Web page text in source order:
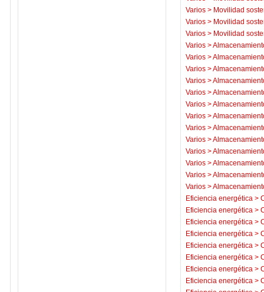
Varios > Movilidad
Varios > Movilidad
Varios > Movilidad
Varios >
Varios >
Varios >
Varios >
Varios >
Varios >
Varios >
Varios >
Varios >
Varios >
Varios >
Varios >
Varios >
Eficiencia energética >
Eficiencia energética >
Eficiencia energética >
Eficiencia energética >
Eficiencia energética >
Eficiencia energética >
Eficiencia energética >
Eficiencia energética >